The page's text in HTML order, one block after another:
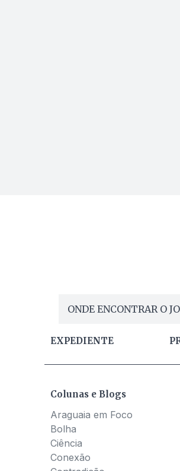
ONDE ENCONTRAR O
EXPEDIENTE
Colunas e Blogs
Araguaia em Foco
Bolha
Ciência
Conexão